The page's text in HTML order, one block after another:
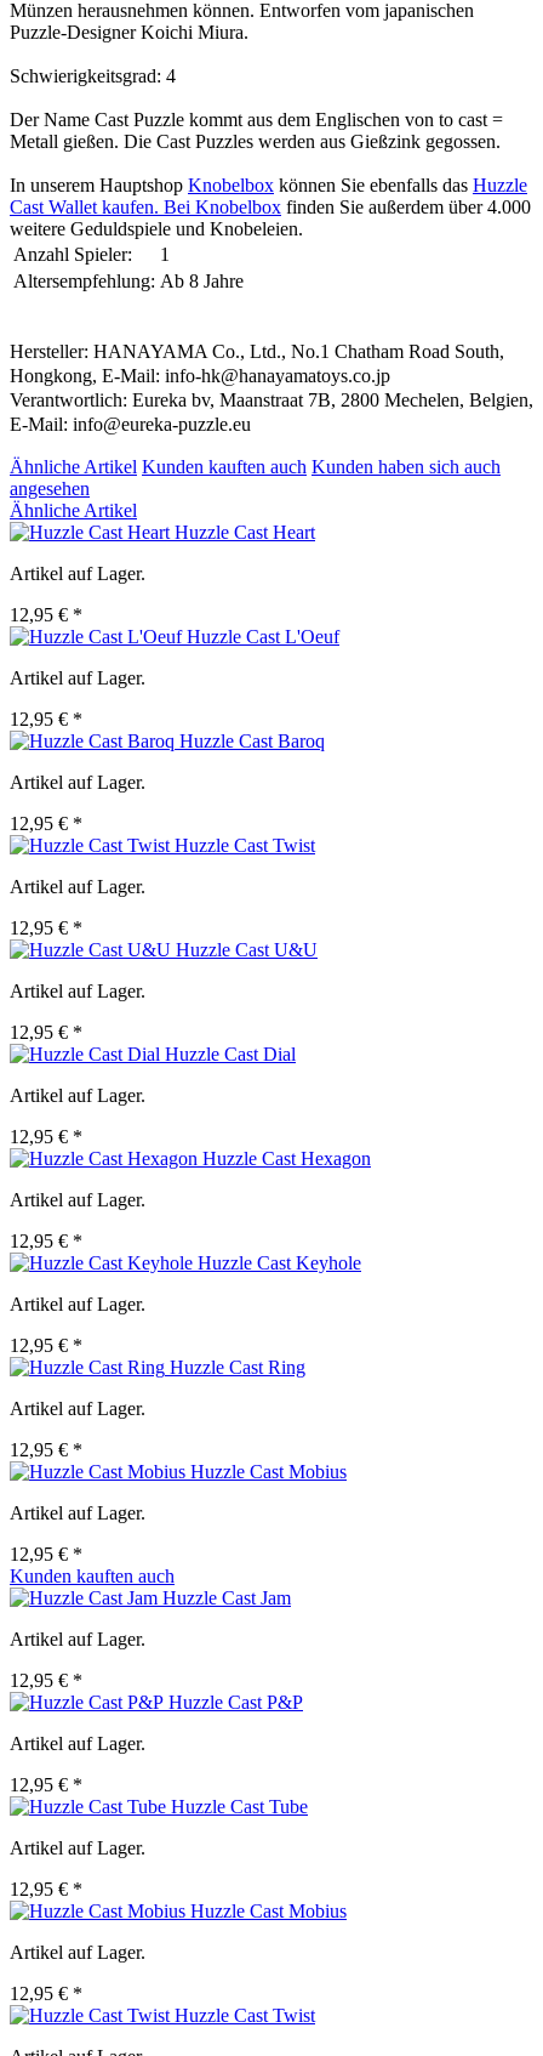
Münzen herausnehmen können. Entworfen vom japanischen
Puzzle-Designer Koichi Miura.
Schwierigkeitsgrad: 4
Der Name Cast Puzzle kommt aus dem Englischen von to cast =
Metall gießen. Die Cast Puzzles werden aus Gießzink gegossen.
In unserem Hauptshop Knobelbox können Sie ebenfalls das Huzzle
Cast Wallet kaufen. Bei Knobelbox finden Sie außerdem über 4.000
weitere Geduldspiele und Knobeleien.
Anzahl Spieler:
1
Altersempfehlung: Ab 8 Jahre
Hersteller: HANAYAMA Co., Ltd., No.1 Chatham Road South,
Hongkong, E-Mail: info-hk@hanayamatoys.co.jp
Verantwortlich: Eureka bv, Maanstraat 7B, 2800 Mechelen, Belgien,
E-Mail: info@eureka-puzzle.eu
Ähnliche Artikel Kunden kauften auch Kunden haben sich auch
angesehen
Ähnliche Artikel
Huzzle Cast Heart
Artikel auf Lager.
12,95 € *
Huzzle Cast L'Oeuf
Artikel auf Lager.
12,95 € *
Huzzle Cast Baroq
Artikel auf Lager.
12,95 € *
Huzzle Cast Twist
Artikel auf Lager.
12,95 € *
Huzzle Cast U&U
Artikel auf Lager.
12,95 € *
Huzzle Cast Dial
Artikel auf Lager.
12,95 € *
Huzzle Cast Hexagon
Artikel auf Lager.
12,95 € *
Huzzle Cast Keyhole
Artikel auf Lager.
12,95 € *
Huzzle Cast Ring
Artikel auf Lager.
12,95 € *
Huzzle Cast Mobius
Artikel auf Lager.
12,95 € *
Kunden kauften auch
Huzzle Cast Jam
Artikel auf Lager.
12,95 € *
Huzzle Cast P&P
Artikel auf Lager.
12,95 € *
Huzzle Cast Tube
Artikel auf Lager.
12,95 € *
Huzzle Cast Mobius
Artikel auf Lager.
12,95 € *
Huzzle Cast Twist